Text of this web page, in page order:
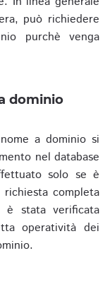
può richiedere
purchè venga
dominio
a dominio si
nel database
solo se è
completa
stata verificata
operatività dei